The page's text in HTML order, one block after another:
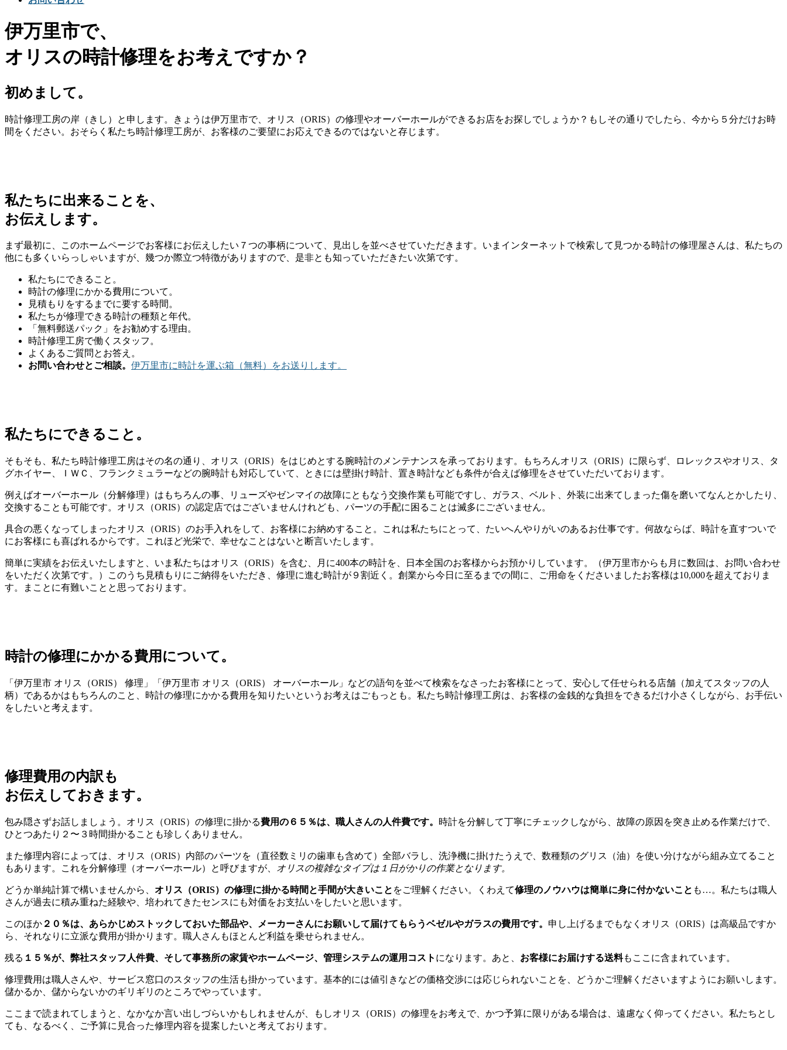
伊万里市で、
オリスの時計修理をお考えですか？
初めまして。
時計修理工房の岸（きし）と申します。きょうは伊万里市で、オリス（ORIS）の修理やオーバーホールができるお店をお探しでしょうか？もしその通りでしたら、今から５分だけお時
間をください。おそらく私たち時計修理工房が、お客様のご要望にお応えできるのではないと存じます。
私たちに出来ることを、
お伝えします。
まず最初に、このホームページでお客様にお伝えしたい７つの事柄について、見出しを並べさせていただきます。いまインターネットで検索して見つかる時計の修理屋さんは、私たちの
他にも多くいらっしゃいますが、幾つか際立つ特徴がありますので、是非とも知っていただきたい次第です。
私たちにできること。
時計の修理にかかる費用について。
見積もりをするまでに要する時間。
私たちが修理できる時計の種類と年代。
「無料郵送パック」をお勧めする理由。
時計修理工房で働くスタッフ。
よくあるご質問とお答え。
お問い合わせとご相談。 伊万里市に時計を運ぶ箱（無料）をお送りします。
私たちにできること。
そもそも、私たち時計修理工房はその名の通り、オリス（ORIS）をはじめとする腕時計のメンテナンスを承っております。もちろんオリス（ORIS）に限らず、ロレックスやオリス、タ
グホイヤー、ＩＷＣ、フランクミュラーなどの腕時計も対応していて、ときには壁掛け時計、置き時計なども条件が合えば修理をさせていただいております。
例えばオーバーホール（分解修理）はもちろんの事、リューズやゼンマイの故障にともなう交換作業も可能ですし、ガラス、ベルト、外装に出来てしまった傷を磨いてなんとかしたり、
交換することも可能です。オリス（ORIS）の認定店ではございませんけれども、パーツの手配に困ることは滅多にございません。
具合の悪くなってしまったオリス（ORIS）のお手入れをして、お客様にお納めすること。これは私たちにとって、たいへんやりがいのあるお仕事です。何故ならば、時計を直すついで
にお客様にも喜ばれるからです。これほど光栄で、幸せなことはないと断言いたします。
簡単に実績をお伝えいたしますと、いま私たちはオリス（ORIS）を含む、月に400本の時計を、日本全国のお客様からお預かりしています。（伊万里市からも月に数回は、お問い合わせ
をいただく次第です。）このうち見積もりにご納得をいただき、修理に進む時計が９割近く。創業から今日に至るまでの間に、ご用命をくださいましたお客様は10,000を超えておりま
す。まことに有難いことと思っております。
時計の修理にかかる費用について。
「伊万里市 オリス（ORIS） 修理」「伊万里市 オリス（ORIS） オーバーホール」などの語句を並べて検索をなさったお客様にとって、安心して任せられる店舗（加えてスタッフの人
柄）であるかはもちろんのこと、時計の修理にかかる費用を知りたいというお考えはごもっとも。私たち時計修理工房は、お客様の金銭的な負担をできるだけ小さくしながら、お手伝い
をしたいと考えます。
修理費用の内訳も
お伝えしておきます。
包み隠さずお話しましょう。オリス（ORIS）の修理に掛かる費用の６５％は、職人さんの人件費です。 時計を分解して丁寧にチェックしながら、故障の原因を突き止める作業だけで、
ひとつあたり２〜３時間掛かることも珍しくありません。
また修理内容によっては、オリス（ORIS）内部のパーツを（直径数ミリの歯車も含めて）全部バラし、洗浄機に掛けたうえで、数種類のグリス（油）を使い分けながら組み立てること
もあります。これを分解修理（オーバーホール）と呼びますが、 オリスの複雑なタイプは１日がかりの作業となります。
どうか単純計算で構いませんから、 オリス（ORIS）の修理に掛かる時間と手間が大きいこと をご理解ください。くわえて修理のノウハウは簡単に身に付かないこと も…。私たちは職人
さんが過去に積み重ねた経験や、培われてきたセンスにも対価をお支払いをしたいと思います。
このほか ２０％は、あらかじめストックしておいた部品や、メーカーさんにお願いして届けてもらうベゼルやガラスの費用です。 申し上げるまでもなくオリス（ORIS）は高級品ですか
ら、それなりに立派な費用が掛かります。職人さんもほとんど利益を乗せられません。
残る １５％が、弊社スタッフ人件費、そして事務所の家賃やホームページ、管理システムの運用コスト になります。あと、 お客様にお届けする送料もここに含まれています。
修理費用は職人さんや、サービス窓口のスタッフの生活も掛かっています。基本的には値引きなどの価格交渉には応じられないことを、どうかご理解くださいますようにお願いします。
儲かるか、儲からないかのギリギリのところでやっています。
ここまで読まれてしまうと、なかなか言い出しづらいかもしれませんが、もしオリス（ORIS）の修理をお考えで、かつ予算に限りがある場合は、遠慮なく仰ってください。私たちとし
ても、なるべく、ご予算に見合った修理内容を提案したいと考えております。